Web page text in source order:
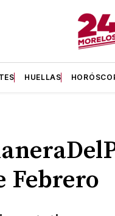
HUELLAS
Febrero